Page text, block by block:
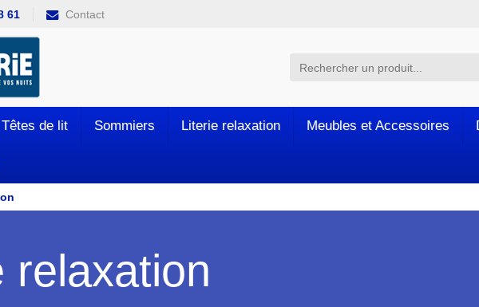
61 Contact
Têtes de lit Sommiers Literie relaxation Meubles et Accessoires
relaxation